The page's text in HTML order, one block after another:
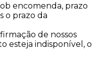
encomenda, prazo
o prazo da
de nossos
esteja indisponível, o